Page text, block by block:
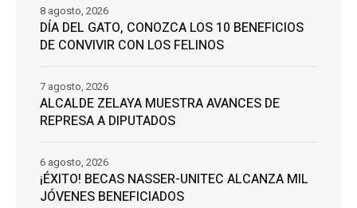
DÍA DEL GATO, CONOZCA LOS 10 BENEFICIOS
DE CONVIVIR CON LOS FELINOS
8 agosto, 2026
ALCALDE ZELAYA MUESTRA AVANCES DE
REPRESA A DIPUTADOS
7 agosto, 2026
¡ÉXITO! BECAS NASSER-UNITEC ALCANZA MIL
JÓVENES BENEFICIADOS
6 agosto, 2026